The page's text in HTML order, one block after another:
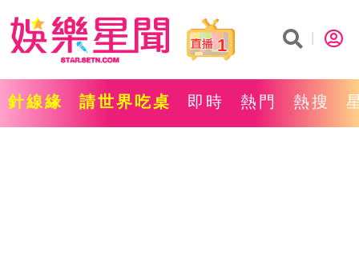
1
針線緣 請世界吃桌 即時 熱門 熱搜